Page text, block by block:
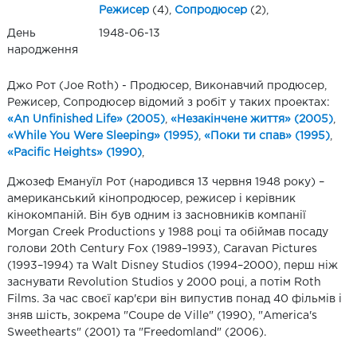
Режисер (4), Сопродюсер (2),
День
народження
1948-06-13
Джо Рот (Joe Roth) - Продюсер, Виконавчий продюсер,
Режисер, Сопродюсер відомий з робіт у таких проектах:
«An Unfinished Life» (2005) «Незакінчене життя» (2005)
«While You Were Sleeping» (1995) «Поки ти спав» (1995)
«Pacific Heights» (1990)
Джозеф Емануїл Рот (народився 13 червня 1948 року) –
американський кінопродюсер, режисер і керівник
кінокомпаній. Він був одним із засновників компанії
Morgan Creek Productions у 1988 році та обіймав посаду
голови 20th Century Fox (1989–1993), Caravan Pictures
(1993–1994) та Walt Disney Studios (1994–2000), перш ніж
заснувати Revolution Studios у 2000 році, а потім Roth
Films. За час своєї кар'єри він випустив понад 40 фільмів і
зняв шість, зокрема "Coupe de Ville" (1990), "America's
Sweethearts" (2001) та "Freedomland" (2006).